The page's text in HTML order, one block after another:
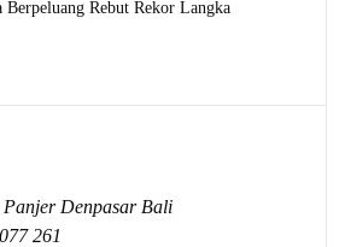
Berpeluang Rebut Rekor Langka
Denpasar Bali
261